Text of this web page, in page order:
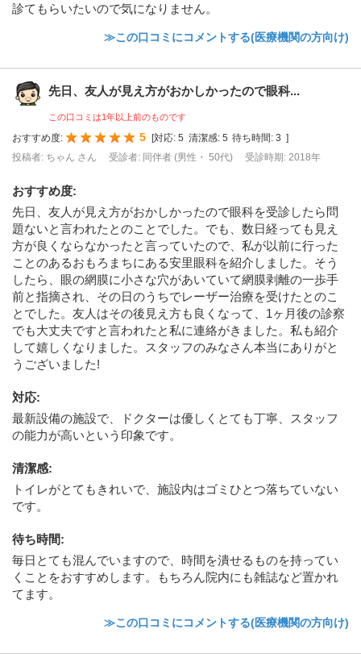
診てもらいたいので気になりません。
≫この口コミにコメントする(医療機関の方向け)
先日、友人が見え方がおかしかったので眼科...
この口コミは1年以上前のものです
おすすめ度: 5 [対応: 5 清潔感: 5 待ち時間: 3 ]
投稿者: ちゃん さん
受診者: 同伴者 (男性・ 50代) 受診時期: 2018年
おすすめ度:
先日、友人が見え方がおかしかったので眼科を受診したら問
題ないと言われたとのことでした。でも、数日経っても見え
方が良くならなかったと言っていたので、私が以前に行った
ことのあるおもろまちにある安里眼科を紹介しました。そう
したら、眼の網膜に小さな穴があいていて網膜剥離の一歩手
前と指摘され、その日のうちでレーザー治療を受けたとのこ
とでした。友人はその後見え方も良くなって、1ヶ月後の診察
でも大丈夫ですと言われたと私に連絡がきました。私も紹介
して嬉しくなりました。スタッフのみなさん本当にありがと
うございました!
対応:
最新設備の施設で、ドクターは優しくとても丁寧、スタッフ
の能力が高いという印象です。
清潔感:
トイレがとてもきれいで、施設内はゴミひとつ落ちていない
です。
待ち時間:
毎日とても混んでいますので、時間を潰せるものを持ってい
くことをおすすめします。もちろん院内にも雑誌など置かれ
てます。
≫この口コミにコメントする(医療機関の方向け)